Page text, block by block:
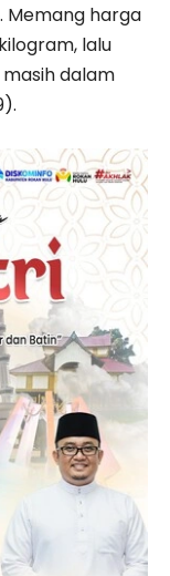
Memang harga
lalu
masih dalam